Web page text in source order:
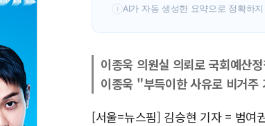
! AI가 자동 생성한 요약으로 정확하
이종욱 의원실 의뢰로 국회예산
이종욱 "부득이한 사유로 비거
[서울=뉴스핌] 김승현 기자 = 범여